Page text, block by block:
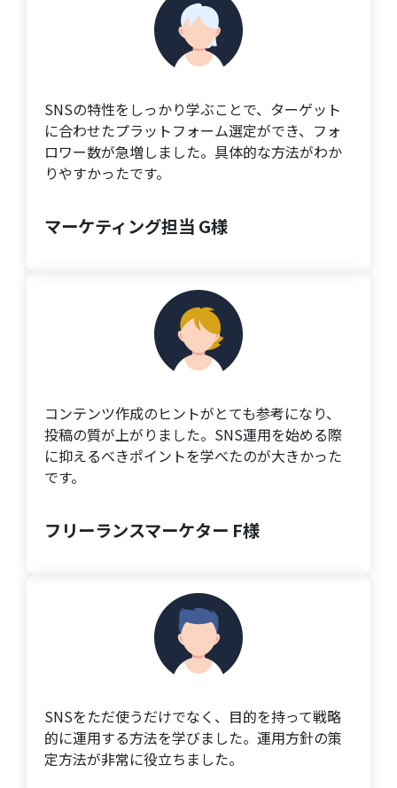
SNSの特性をしっかり学ぶことで、ターゲット
に合わせたプラットフォーム選定ができ、フォ
ロワー数が急増しました。具体的な方法がわか
りやすかったです。
マーケティング担当 G様
コンテンツ作成のヒントがとても参考になり、
投稿の質が上がりました。SNS運用を始める際
に抑えるべきポイントを学べたのが大きかった
です。
フリーランスマーケター F様
SNSをただ使うだけでなく、目的を持って戦略
的に運用する方法を学びました。運用方針の策
定方法が非常に役立ちました。